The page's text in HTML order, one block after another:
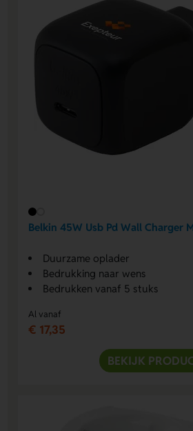
Belkin 45W Usb Pd Wall Charger
Duurzame oplader
Bedrukking naar wens
Bedrukken vanaf 5 stuks
Al vanaf
€ 17,35
BEKIJK